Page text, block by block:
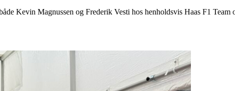
Kevin Magnussen og Frederik Vesti hos henholdsvis Haas F1